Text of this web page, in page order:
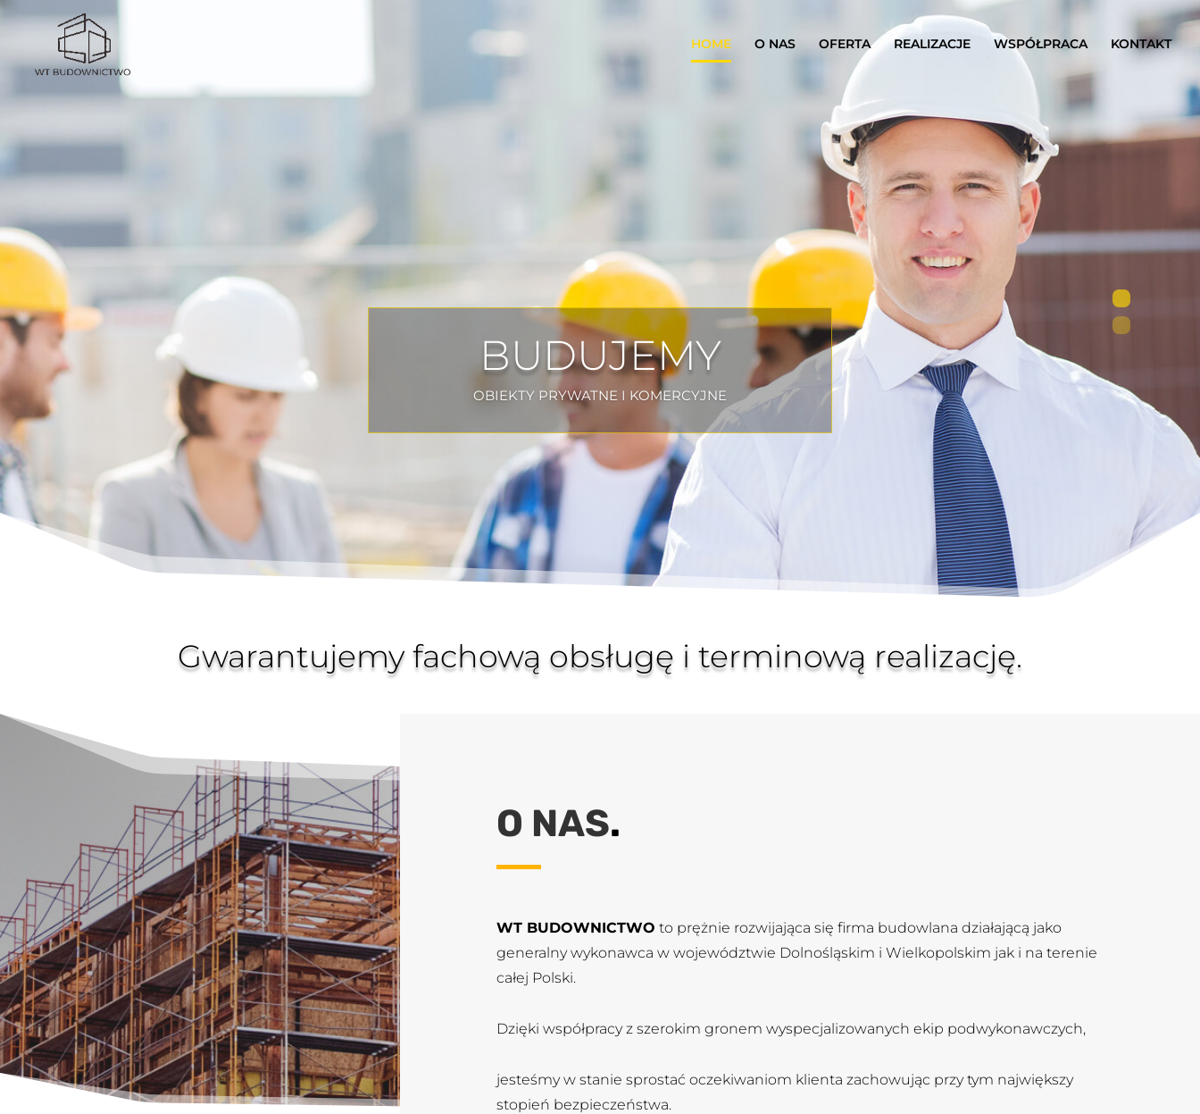
HOME O NAS OFERTA REALIZACJE WSPÓŁPRACA KONTAKT
BUDUJEMY
OBIEKTY PRYWATNE I KOMERCYJNE
MNIEJ I BARDZIEJ WYMAGAJĄCYCH KLIENTÓW
Gwarantujemy fachową obsługę i terminową realizację.
O NAS.
WT BUDOWNICTWO to prężnie rozwijająca się firma budowlana działającą jako
generalny wykonawca w województwie Dolnośląskim i Wielkopolskim jak i na terenie
całej Polski.
Dzięki współpracy z szerokim gronem wyspecjalizowanych ekip podwykonawczych,
jesteśmy w stanie sprostać oczekiwaniom klienta zachowując przy tym największy
stopień bezpieczeństwa.